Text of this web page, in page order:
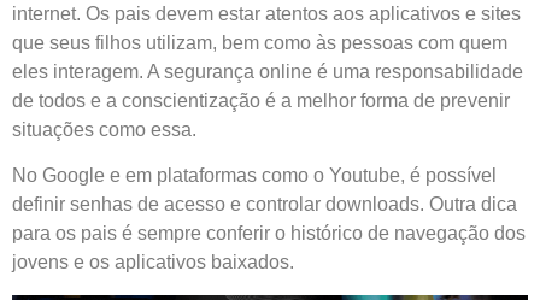
internet. Os pais devem estar atentos aos aplicativos e sites
que seus filhos utilizam, bem como às pessoas com quem
eles interagem. A segurança online é uma responsabilidade
de todos e a conscientização é a melhor forma de prevenir
situações como essa.
No Google e em plataformas como o Youtube, é possível
definir senhas de acesso e controlar downloads. Outra dica
para os pais é sempre conferir o histórico de navegação dos
jovens e os aplicativos baixados.